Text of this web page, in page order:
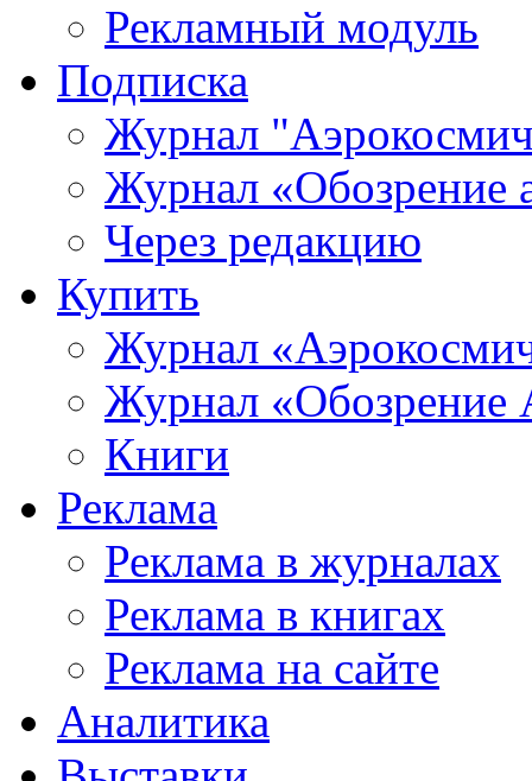
Рекламный модуль
Подписка
Журнал
Журнал «Обозрение
Через редакцию
Купить
Журнал
Журнал «Обозрение
Книги
Реклама
Реклама в журналах
Реклама в книгах
Реклама на сайте
Аналитика